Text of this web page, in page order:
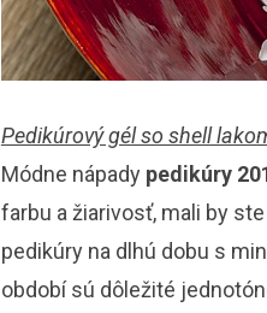
Pedikúrový gél so shell
Módne nápady pedikúry
farbu a žiarivosť, mali by
pedikúry na dlhú dobu s
období sú dôležité